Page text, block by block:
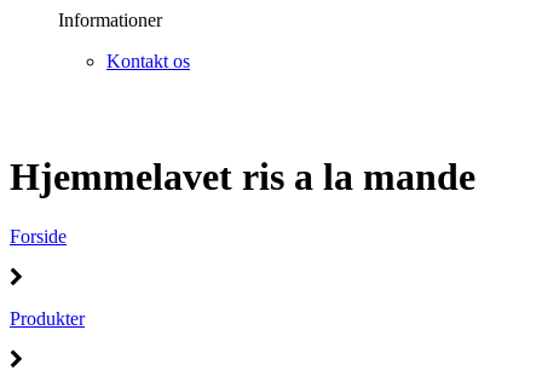
Informationer
Kontakt os
Hjemmelavet ris a la mande
Forside
Produkter